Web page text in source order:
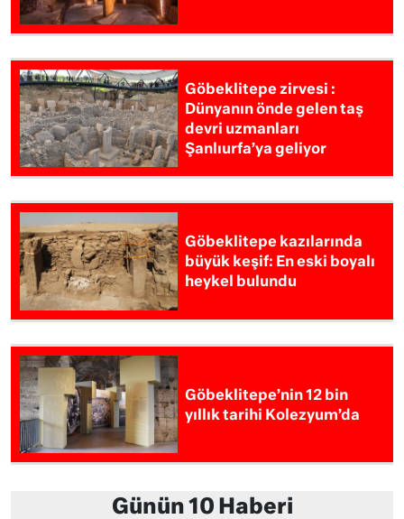
Göbeklitepe zirvesi :
Dünyanın önde gelen taş
devri uzmanları
Şanlıurfa’ya geliyor
Göbeklitepe kazılarında
büyük keşif: En eski boyalı
heykel bulundu
Göbeklitepe’nin 12 bin
yıllık tarihi Kolezyum’da
Günün 10 Haberi